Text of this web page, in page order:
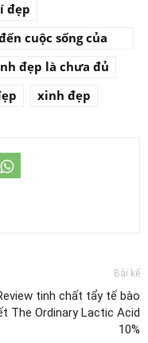
đẹp
cuộc sống của
đẹp là chưa đủ
xinh đẹp
Bài kế
tinh chất tẩy tế bào
The Ordinary Lactic Acid
10%